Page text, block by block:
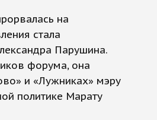
на
стала
Парушина.
форума, она
и «Лужниках» мэру
политике Марату